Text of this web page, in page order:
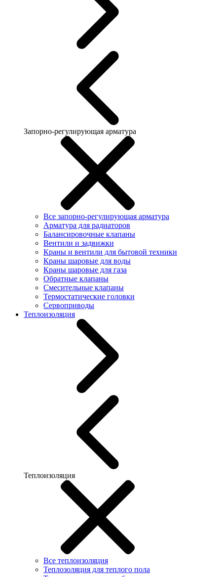
Запорно-регулирующая арматура
Все запорно-регулирующая арматура
Арматура для радиаторов
Балансировочные клапаны
Вентили и задвижки
Краны и вентили для бытовой техники
Краны шаровые для воды
Краны шаровые для газа
Обратные клапаны
Смесительные клапаны
Термостатические головки
Сервоприводы
Теплоизоляция
Теплоизоляция
Все теплоизоляция
Теплозоляция для теплого пола